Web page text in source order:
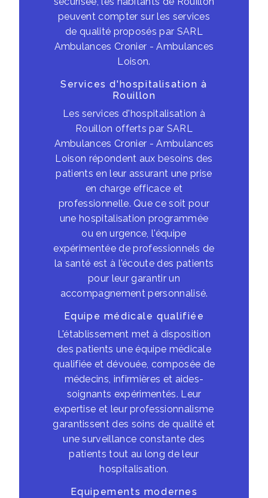
peuvent compter sur les services
de qualité proposés par SARL
Ambulances Cronier - Ambulances
Loison.
Services d'hospitalisation à
Rouillon
Les services d'hospitalisation à
Rouillon offerts par SARL
Ambulances Cronier - Ambulances
Loison répondent aux besoins des
patients en leur assurant une prise
en charge efficace et
professionnelle. Que ce soit pour
une hospitalisation programmée
ou en urgence, l'équipe
expérimentée de professionnels de
la santé est à l'écoute des patients
pour leur garantir un
accompagnement personnalisé.
Equipe médicale qualifiée
L'établissement met à disposition
des patients une équipe médicale
qualifiée et dévouée, composée de
médecins, infirmières et aides-
soignants expérimentés. Leur
expertise et leur professionnalisme
garantissent des soins de qualité et
une surveillance constante des
patients tout au long de leur
hospitalisation.
Equipements modernes